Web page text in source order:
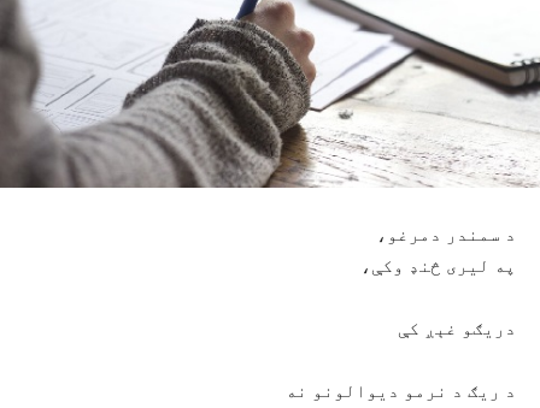
د سمندر دمرغو،
په لیری څنډ وکې،
دریګو غېږ کې
د ریګ د نرمو دیوالونو نه